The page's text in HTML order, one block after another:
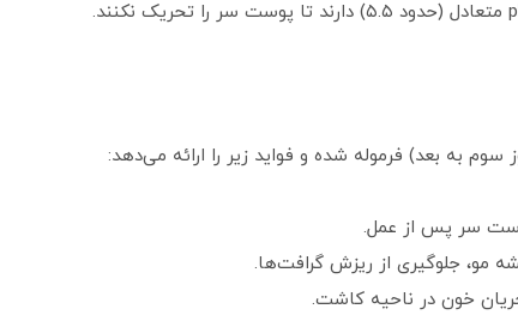
به بعد) فرموله شده و فواید زیر را ارائه می‌دهد:
سر پس از عمل.
مو، جلوگیری از ریزش گرافت‌ها.
خون در ناحیه کاشت.